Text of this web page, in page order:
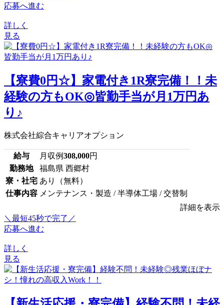
応募へ進む
詳しく
見る
【寮費0円☆】家電付き1R寮完備！！未
経験の方もOK◎皆勤手当が月1万円あ
り♪
株式会社綜合キャリアオプション
給与 月収例308,000円
勤務地
福島県 西郷村
寮・社宅 あり（無料）
仕事内容 メンテナンス・製造 / 半導体工場 / 交替制
詳細を表示
＼最短45秒で完了／
応募へ進む
詳しく
見る